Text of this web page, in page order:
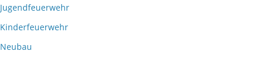
Jugendfeuerwehr
Kinderfeuerwehr
Neubau